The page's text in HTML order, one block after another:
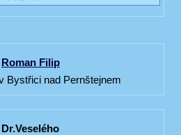
Roman Filip
Bystřici nad Pernštejnem
Dr.Veselého